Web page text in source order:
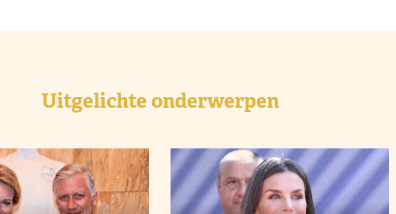
Uitgelichte onderwerpen